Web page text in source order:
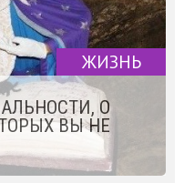
ЖИЗНЬ
О
ВЫ НЕ